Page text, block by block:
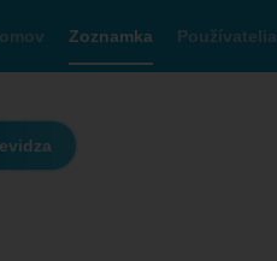
Zoznamka Používatelia